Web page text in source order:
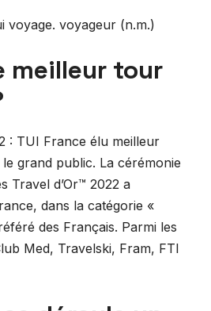
voyage. voyageur (n.m.)
meilleur tour
: TUI France élu meilleur
grand public. La cérémonie
Travel d’Or™ 2022 a
dans la catégorie «
des Français. Parmi les
Med, Travelski, Fram, FTI